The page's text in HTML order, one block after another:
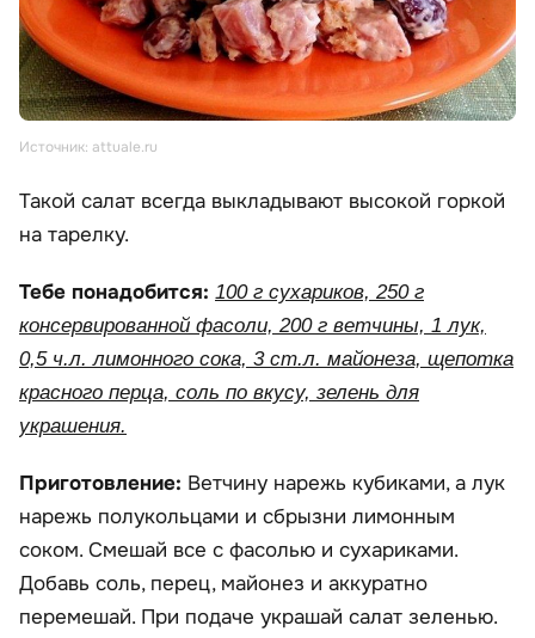
Источник: attuale.ru
Такой салат всегда выкладывают высокой горкой
на тарелку.
Тебе понадобится: 100 г сухариков, 250 г
консервированной фасоли, 200 г ветчины, 1 лук,
0,5 ч.л. лимонного сока, 3 ст.л. майонеза, щепотка
красного перца, соль по вкусу, зелень для
украшения.
Приготовление: Ветчину нарежь кубиками, а лук
нарежь полукольцами и сбрызни лимонным
соком. Смешай все с фасолью и сухариками.
Добавь соль, перец, майонез и аккуратно
перемешай. При подаче украшай салат зеленью.